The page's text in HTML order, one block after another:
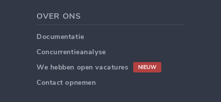
OVER ONS
Documentatie
Concurrentieanalyse
We hebben open vacatures
NIEUW
Contact opnemen